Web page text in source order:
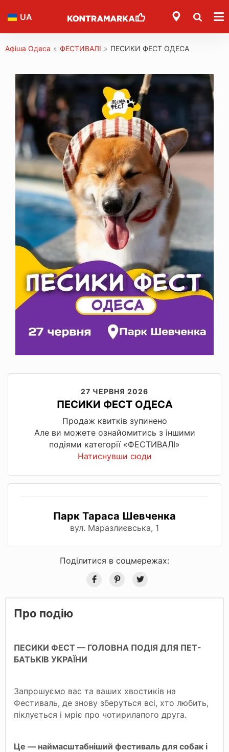
UA
Афіша Одеса » ФЕСТИВАЛІ » ПЕСИКИ ФЕСТ ОДЕСА
27 ЧЕРВНЯ 2026
ПЕСИКИ ФЕСТ ОДЕСА
Продаж квитків зупинено
Але ви можете ознайомитись з іншими
подіями категорії «ФЕСТИВАЛІ»
Натиснувши сюди
Парк Тараса Шевченка
вул. Маразлиєвська, 1
Поділитися в соцмережах:
Про подію
ПЕСИКИ ФЕСТ — ГОЛОВНА ПОДІЯ ДЛЯ ПЕТ-
БАТЬКІВ УКРАЇНИ
Запрошуємо вас та ваших хвостиків на
Фестиваль, де знову зберуться всі, хто любить,
піклується і мріє про чотирилапого друга.
Це — наймасштабніший фестиваль для собак і